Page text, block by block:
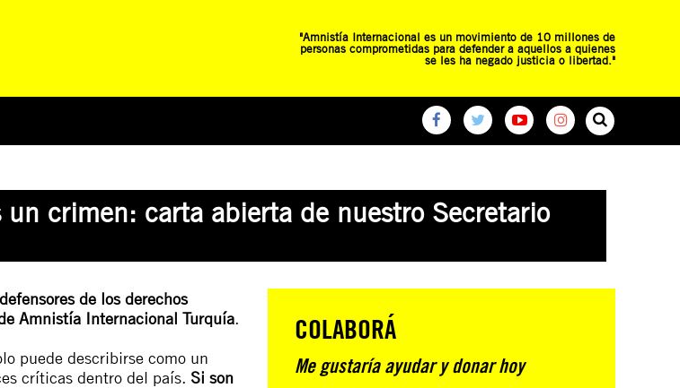
"Amnistía Internacional es un movimiento de 10 millones de
personas comprometidas para defender a aquellos a quienes
se les ha negado justicia o libertad."
crimen: carta abierta de nuestro Secretario
de los derechos
Amnistía Internacional Turquía.
puede describirse como un
críticas dentro del país. Si son
COLABORÁ
Me gustaría ayudar y donar hoy